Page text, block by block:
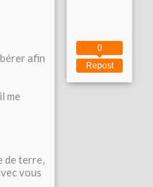
afin
me
de terre,
vous
Repost
0